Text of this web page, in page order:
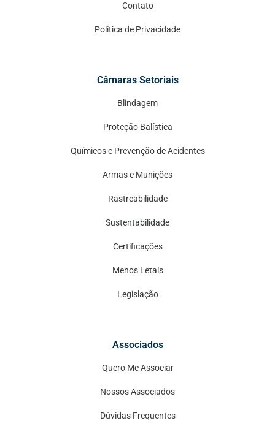
Contato
Política de Privacidade
Câmaras Setoriais
Blindagem
Proteção Balística
Químicos e Prevenção de Acidentes
Armas e Munições
Rastreabilidade
Sustentabilidade
Certificações
Menos Letais
Legislação
Associados
Quero Me Associar
Nossos Associados
Dúvidas Frequentes